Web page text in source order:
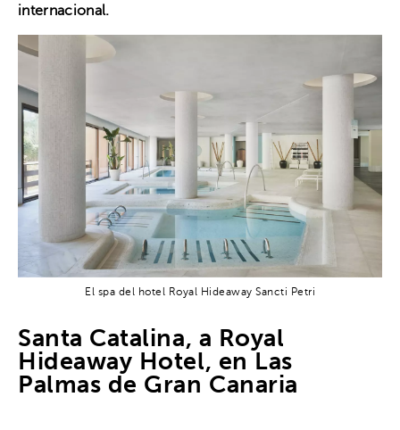
internacional.
El spa del hotel Royal Hideaway Sancti Petri
Santa Catalina, a Royal
Hideaway Hotel, en Las
Palmas de Gran Canaria